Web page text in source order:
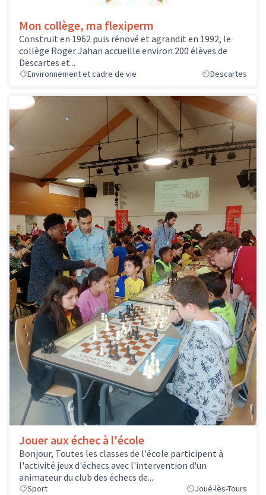
Mon collège, ma flexiperm
Construit en 1962 puis rénové et agrandit en 1992, le
collège Roger Jahan accueille environ 200 élèves de
Descartes et...
Environnement et cadre de vie Descartes
Jouer aux échec à l'école
Bonjour, Toutes les classes de l'école participent à
l'activité jeux d'échecs avec l'intervention d'un
animateur du club des échecs de...
Sport Joué-lès-Tours